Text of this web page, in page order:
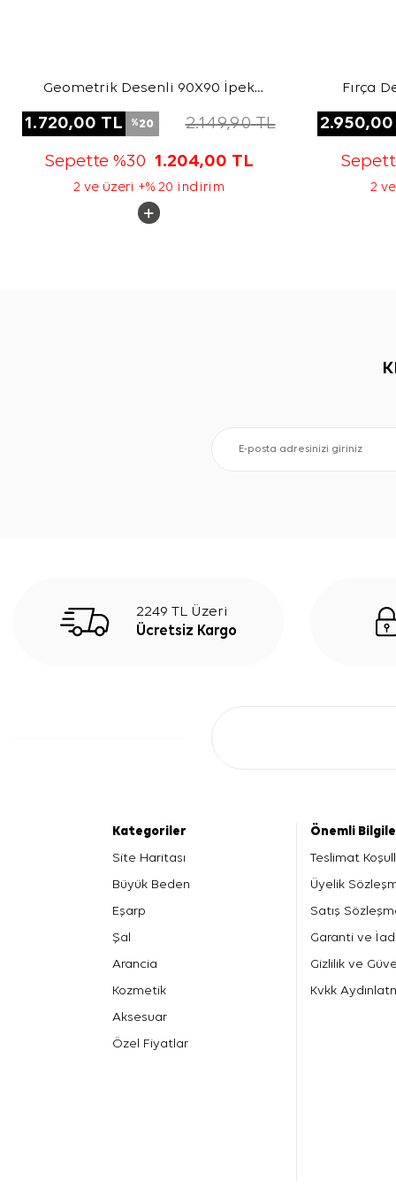
Geometrik Desenli 90X90 İpek
1.720,00 TL %20 2.149,90TL
Sepette %30 1.204,00 TL
2 ve üzeri +% 20 indirim
Fırça
2.950,00
2
2249 TL Üzeri
Ücretsiz Kargo
Kategoriler
Site Haritası
Büyük Beden
Eşarp
Şal
Arancia
Kozmetik
Aksesuar
Özel Fiyatlar
Önemli
Teslimat
Üyelik
Satış
Garanti ve
Gizlilik ve
Kvkk